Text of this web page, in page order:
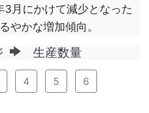
月にかけて減少となった
やかな増加傾向。
生産数量
4 5 6